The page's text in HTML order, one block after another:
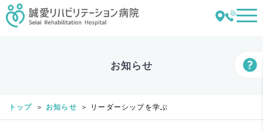
お知らせ
トップ お知らせ リーダーシップを学ぶ